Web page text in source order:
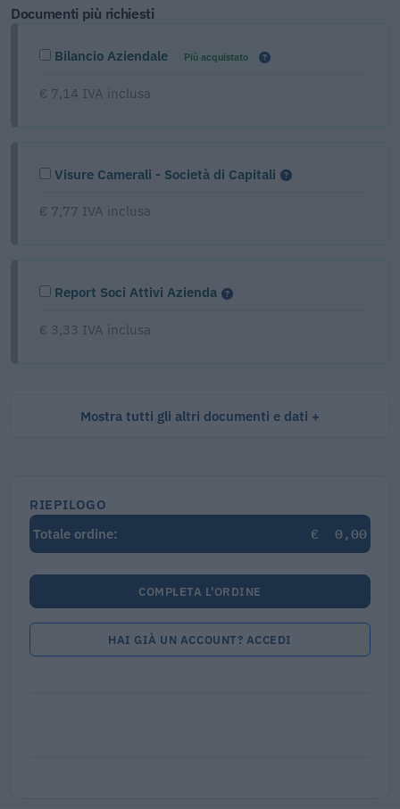
Documenti più richiesti
Bilancio Aziendale Più acquistato
€ 7,14 IVA inclusa
Visure Camerali - Società di Capitali
€ 7,77 IVA inclusa
Report Soci Attivi Azienda
€ 3,33 IVA inclusa
Mostra tutti gli altri documenti e dati
RIEPILOGO
Totale ordine:
€ 0,00
COMPLETA L'ORDINE
HAI GIÀ UN ACCOUNT? ACCEDI